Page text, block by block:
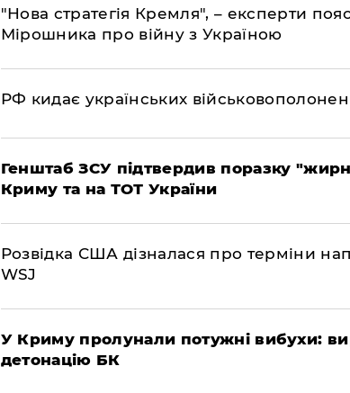
"Нова стратегія Кремля", – експерти
Мірошника про війну з Україною
РФ кидає українських
Генштаб ЗСУ підтвердив поразку
Криму та на ТОТ України
Розвідка США дізналася про терміни
WSJ
У Криму пролунали потужні вибухи:
детонацію БК